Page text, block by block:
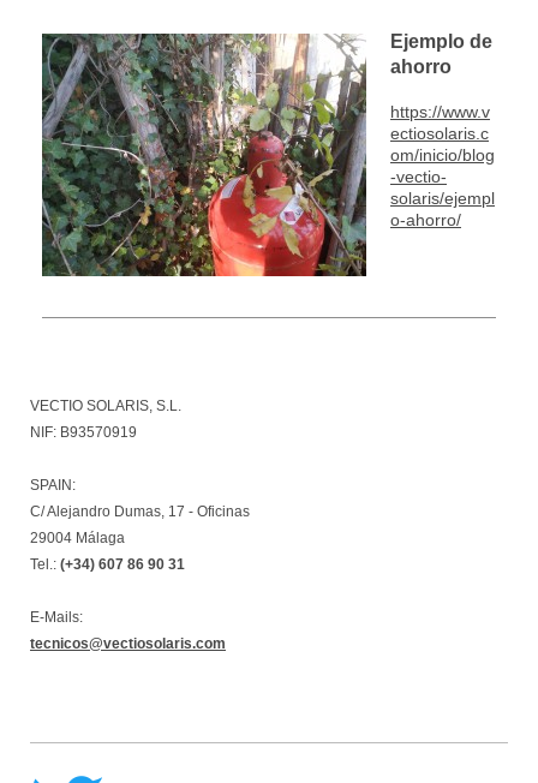
Ejemplo de
ahorro
https://www.v
ectiosolaris.c
om/inicio/blog
-vectio-
solaris/ejempl
o-ahorro/
VECTIO SOLARIS, S.L.
NIF: B93570919
SPAIN:
C/ Alejandro Dumas, 17 - Oficinas
29004 Málaga
Tel.: (+34) 607 86 90 31
E-Mails:
tecnicos@vectiosolaris.com